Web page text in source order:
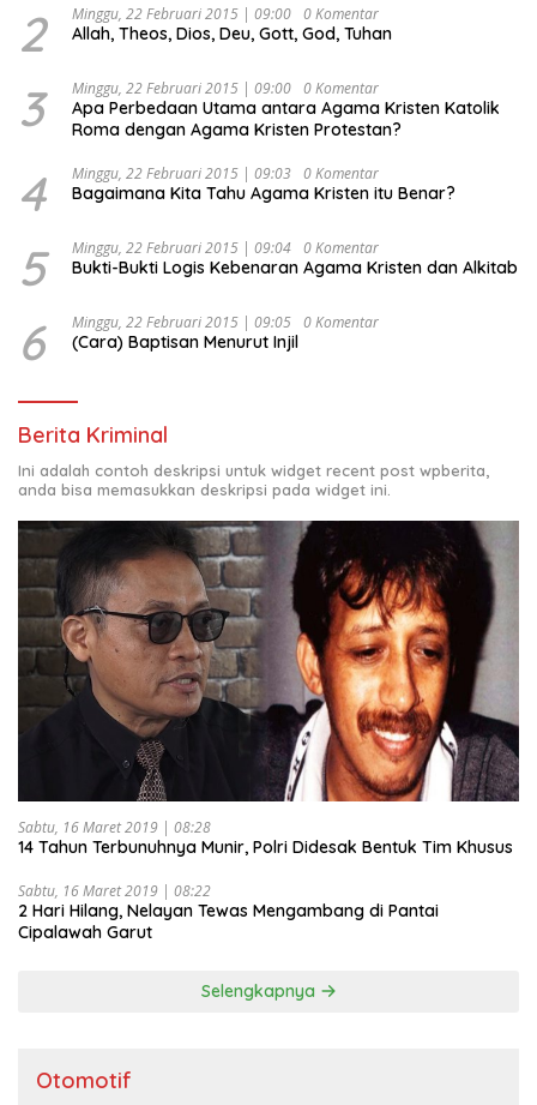
Ekonomi Politik Indonesia) & Simposium Nasional
“Urgensi Undang-Undang Perekonomian Nasional dan
Indonesia Emas 2045”,
2 Minggu, 22 Februari 2015 | 09:00 0 Komentar
Allah, Theos, Dios, Deu, Gott, God, Tuhan
3 Minggu, 22 Februari 2015 | 09:00 0 Komentar
Apa Perbedaan Utama antara Agama Kristen Katolik
Roma dengan Agama Kristen Protestan?
4 Minggu, 22 Februari 2015 | 09:03 0 Komentar
Bagaimana Kita Tahu Agama Kristen itu Benar?
5 Minggu, 22 Februari 2015 | 09:04 0 Komentar
Bukti-Bukti Logis Kebenaran Agama Kristen dan Alkitab
6 Minggu, 22 Februari 2015 | 09:05 0 Komentar
(Cara) Baptisan Menurut Injil
Berita Kriminal
Ini adalah contoh deskripsi untuk widget recent post wpberita,
anda bisa memasukkan deskripsi pada widget ini.
Sabtu, 16 Maret 2019 | 08:28
14 Tahun Terbunuhnya Munir, Polri Didesak Bentuk Tim Khusus
Sabtu, 16 Maret 2019 | 08:22
2 Hari Hilang, Nelayan Tewas Mengambang di Pantai
Cipalawah Garut
Selengkapnya
Otomotif